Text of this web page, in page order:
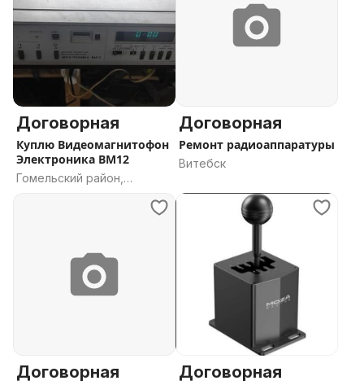
Договорная
Куплю Видеомагнитофон
Электроника ВМ12
Гомельский район,
Договорная
Ремонт радиоаппаратуры
Витебск
Договорная Договорная